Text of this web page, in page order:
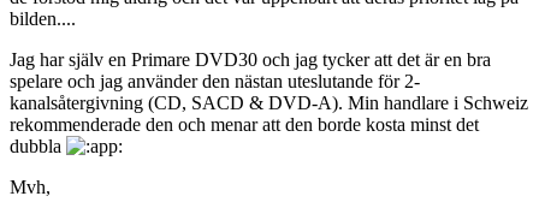
bilden....
Jag har själv en Primare DVD30 och jag tycker att det är en bra
spelare och jag använder den nästan uteslutande för 2-
kanalsåtergivning (CD, SACD & DVD-A). Min handlare i Schweiz
rekommenderade den och menar att den borde kosta minst det
dubbla
Mvh,